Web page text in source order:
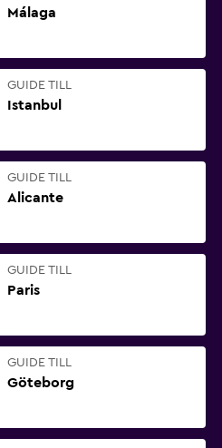
Málaga
GUIDE TILL
Istanbul
GUIDE TILL
Alicante
GUIDE TILL
Paris
GUIDE TILL
Göteborg